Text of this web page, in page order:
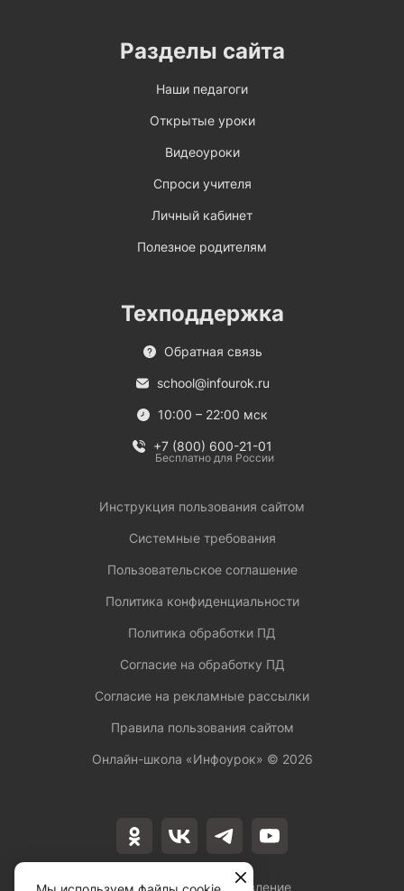
Лицензия на осуществление
Разделы сайта
Наши педагоги
Открытые уроки
Видеоуроки
Спроси учителя
Личный кабинет
Полезное родителям
Техподдержка
Обратная связь
school@infourok.ru
10:00 – 22:00 мск
+7 (800) 600-21-01
Бесплатно для России
Инструкция пользования сайтом
Системные требования
Пользовательское соглашение
Политика конфиденциальности
Политика обработки ПД
Согласие на обработку ПД
Согласие на рекламные рассылки
Правила пользования сайтом
Онлайн-школа «Инфоурок» © 2026